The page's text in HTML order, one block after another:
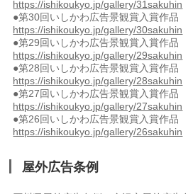
https://ishikoukyo.jp/gallery/31sakuhin
●第30回いしかわ広告景観賞入賞作品
https://ishikoukyo.jp/gallery/30sakuhin
●第29回いしかわ広告景観賞入賞作品
https://ishikoukyo.jp/gallery/29sakuhin
●第28回いしかわ広告景観賞入賞作品
https://ishikoukyo.jp/gallery/28sakuhin
●第27回いしかわ広告景観賞入賞作品
https://ishikoukyo.jp/gallery/27sakuhin
●第26回いしかわ広告景観賞入賞作品
https://ishikoukyo.jp/gallery/26sakuhin
屋外広告条例